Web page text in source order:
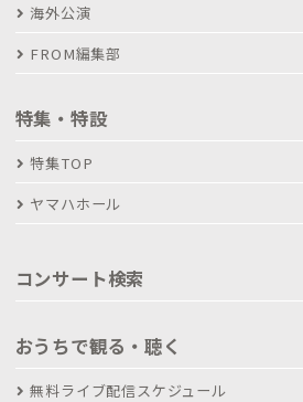
海外公演
FROM編集部
特集・特設
特集TOP
ヤマハホール
コンサート検索
おうちで観る・聴く
無料ライブ配信スケジュール